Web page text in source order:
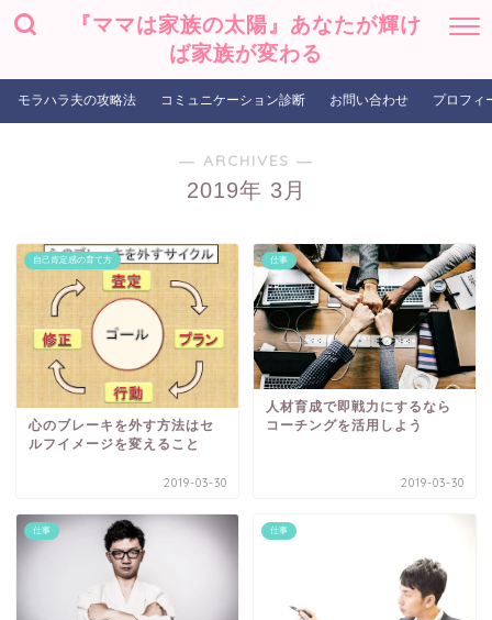
『ママは家族の太陽』あなたが輝け
ば家族が変わる
モラハラ夫の攻略法 コミュニケーション診断 お問い合わせ プロフィ
― ARCHIVES ―
2019年 3月
自己肯定感の育て方
心のブレーキを外す方法はセ
ルフイメージを変えること
2019-03-30
仕事
人材育成で即戦力にするなら
コーチングを活用しよう
2019-03-30
仕事 仕事